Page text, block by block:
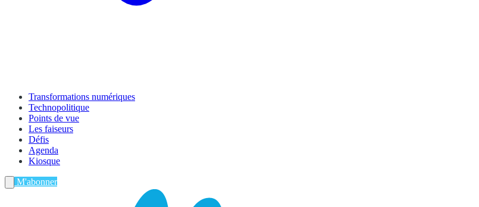
Transformations numériques
Technopolitique
Points de vue
Les faiseurs
Défis
Agenda
Kiosque
M'abonner